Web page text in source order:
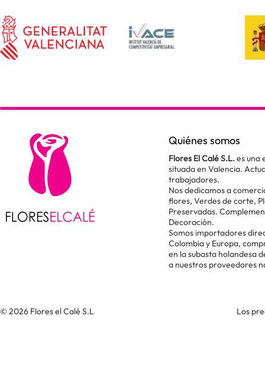
Quiénes somos
Flores El Calé S.L.es una
situada en Valencia.
trabajadores.
Nos dedicamos a
flores, Verdes de corte,
Preservadas.
Decoración.
Somos importadores
Colombia y Europa,
en la subasta holandesa
a nuestros proveedores
© 2026 Flores el Calé S.L Los